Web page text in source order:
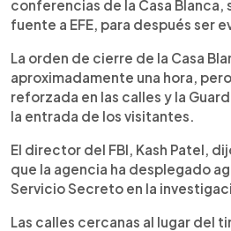
conferencias de la Casa Blanca,
fuente a EFE, para después ser
La orden de cierre de la Casa
aproximadamente una hora,
reforzada en las calles y la
la entrada de los visitantes.
El director del FBI, Kash Patel,
que la agencia ha desplegado
Servicio Secreto en la
Las calles cercanas al lugar del